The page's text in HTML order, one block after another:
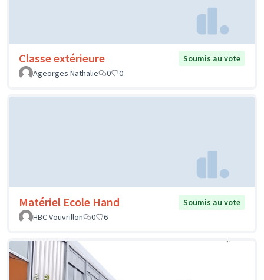
Classe extérieure
Soumis au vote
Ageorges Nathalie
0 0
Matériel Ecole Hand
Soumis au vote
HBC Vouvrillon
0 6